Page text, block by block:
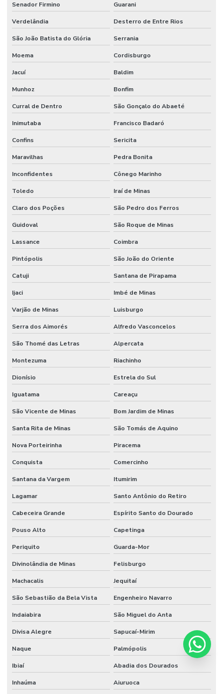
Senador Firmino Guarani
Verdelândia Desterro de Entre Rios
São João Batista do Glória Serrania
Moema Cordisburgo
Jacuí Baldim
Munhoz Bonfim
Curral de Dentro São Gonçalo do Abaeté
Inimutaba Francisco Badaró
Confins Sericita
Maravilhas Pedra Bonita
Inconfidentes Cônego Marinho
Toledo Iraí de Minas
Claro dos Poções São Pedro dos Ferros
Guidoval São Roque de Minas
Lassance Coimbra
Pintópolis São João do Oriente
Catuji Santana de Pirapama
Ijaci Imbé de Minas
Varjão de Minas Luisburgo
Serra dos Aimorés Alfredo Vasconcelos
São Thomé das Letras Alpercata
Montezuma Riachinho
Dionísio Estrela do Sul
Iguatama Careaçu
São Vicente de Minas Bom Jardim de Minas
Santa Rita de Minas São Tomás de Aquino
Nova Porteirinha Piracema
Conquista Comercinho
Santana da Vargem Itumirim
Lagamar Santo Antônio do Retiro
Cabeceira Grande Espírito Santo do Dourado
Pouso Alto Capetinga
Periquito Guarda-Mor
Divinolândia de Minas Felisburgo
Machacalis Jequitaí
São Sebastião da Bela Vista Engenheiro Navarro
Indaiabira São Miguel do Anta
Divisa Alegre Sapucaí-Mirim
Naque Palmópolis
Ibiaí Abadia dos Dourados
Inhaúma Aiuruoca